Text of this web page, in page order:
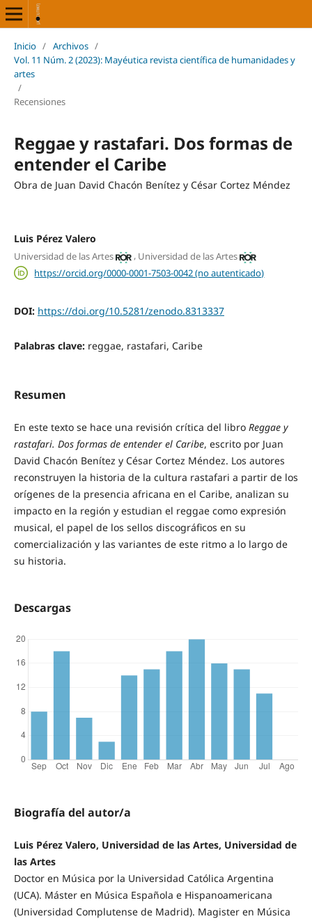
Inicio / Archivos /
Vol. 11 Núm. 2 (2023): Mayéutica revista científica de humanidades y
artes
/
Recensiones
Reggae y rastafari. Dos formas de
entender el Caribe
Obra de Juan David Chacón Benítez y César Cortez Méndez
Luis Pérez ­Valero
Universidad de las Artes , Universidad de las Artes
https://orcid.org/0000-0001-7503-0042 (no autenticado)
DOI: https://doi.org/10.5281/zenodo.8313337
Palabras clave: reggae, rastafari, Caribe
Resumen
En este texto se hace una revisión crítica del libroReggae y
rastafari. Dos formas de entender el Caribe, escrito por Juan
David Chacón Benítez y César Cortez Méndez. Los autores
reconstruyen la historia de la cultura rastafari a partir de los
orígenes de la presencia africana en el Caribe, analizan su
impacto en la región y estudian el reggae como expresión
musical, el papel de los sellos discográficos en su
comercialización y las variantes de este ritmo a lo largo de
su historia.
Descargas
Biografía del autor/a
Luis Pérez ­Valero, Universidad de las Artes, Universidad de
las Artes
Doctor en Música por la Universidad Católica Argentina
(UCA). Máster en Música Española e Hispanoamericana
(Universidad Complutense de Madrid). Magister en Música